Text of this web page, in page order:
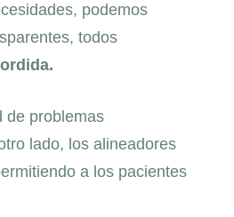
podemos
todos
de problemas
lado, los alineadores
a los pacientes